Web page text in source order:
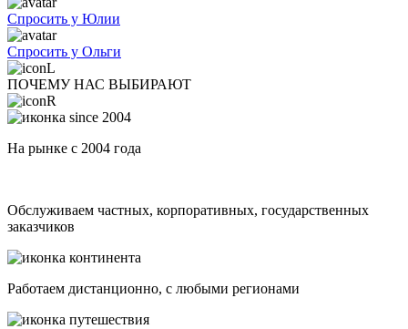
Спросить у Юлии
Спросить у Ольги
ПОЧЕМУ НАС ВЫБИРАЮТ
На рынке с 2004 года
Обслуживаем частных, корпоративных, государственных
заказчиков
Работаем дистанционно, с любыми регионами